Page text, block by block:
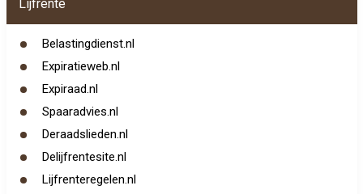
Lijfrente
Belastingdienst.nl
Expiratieweb.nl
Expiraad.nl
Spaaradvies.nl
Deraadslieden.nl
Delijfrentesite.nl
Lijfrenteregelen.nl